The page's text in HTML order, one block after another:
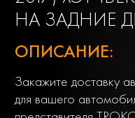
НА ЗАДНИЕ
ОПИСАНИЕ:
Закажите доставку
для вашего